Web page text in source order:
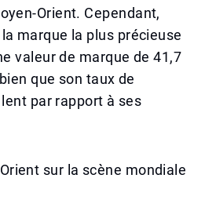
Orient. Cependant,
marque la plus précieuse
valeur de marque de 41,7
que son taux de
par rapport à ses
sur la scène mondiale